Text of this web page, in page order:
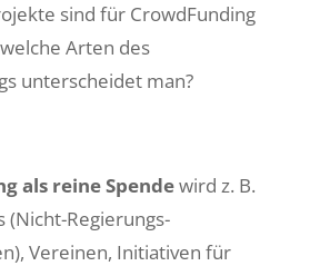
sind für CrowdFunding
Arten des
unterscheidet man?
als reine Spendewird z. B.
(Nicht-Regierungs-
Vereinen, Initiativen für